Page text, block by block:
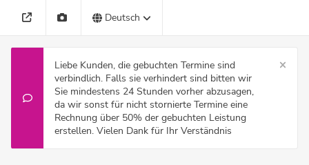
Deutsch
Liebe Kunden, die gebuchten Termine sind
verbindlich. Falls sie verhindert sind bitten wir
Sie mindestens 24 Stunden vorher abzusagen,
da wir sonst für nicht stornierte Termine eine
Rechnung über 50% der gebuchten Leistung
erstellen. Vielen Dank für Ihr Verständnis